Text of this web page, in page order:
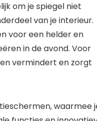
om je spiegel niet
van je interieur.
voor een helder en
in de avond. Voor
vermindert en zorgt
waarmee